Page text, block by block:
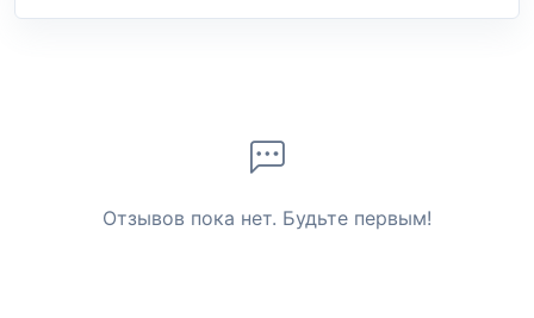
Отзывов пока нет. Будьте первым!